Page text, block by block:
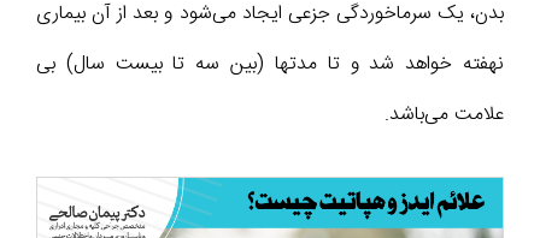
بدن، یک سرماخوردگی جزعی ایجاد می‌شود و بعد از آن بیماری
نهفته خواهد شد و تا مدتها (بین سه تا بیست سال) بی
علامت می‌باشد.